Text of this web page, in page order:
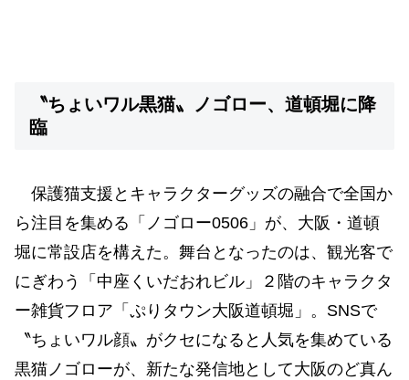
〝ちょいワル黒猫〟ノゴロー、道頓堀に降
臨
保護猫支援とキャラクターグッズの融合で全国か
ら注目を集める「ノゴロー0506」が、大阪・道頓
堀に常設店を構えた。舞台となったのは、観光客で
にぎわう「中座くいだおれビル」２階のキャラクタ
ー雑貨フロア「ぷりタウン大阪道頓堀」。SNSで
〝ちょいワル顔〟がクセになると人気を集めている
黒猫ノゴローが、新たな発信地として大阪のど真ん